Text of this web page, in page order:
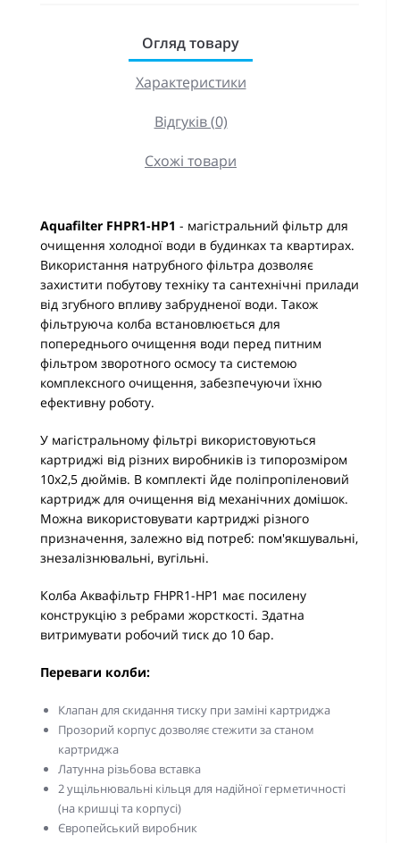
Огляд товару
Характеристики
Відгуків (0)
Схожі товари
Aquafilter FHPR1-HP1 - магістральний фільтр для
очищення холодної води в будинках та квартирах.
Використання натрубного фільтра дозволяє
захистити побутову техніку та сантехнічні прилади
від згубного впливу забрудненої води. Також
фільтруюча колба встановлюється для
попереднього очищення води перед питним
фільтром зворотного осмосу та системою
комплексного очищення, забезпечуючи їхню
ефективну роботу.
У магістральному фільтрі використовуються
картриджі від різних виробників із типорозміром
10х2,5 дюймів. В комплекті йде поліпропіленовий
картридж для очищення від механічних домішок.
Можна використовувати картриджі різного
призначення, залежно від потреб: пом'якшувальні,
знезалізнювальні, вугільні.
Колба Аквафільтр FHPR1-HP1 має посилену
конструкцію з ребрами жорсткості. Здатна
витримувати робочий тиск до 10 бар.
Переваги колби:
Клапан для скидання тиску при заміні картриджа
Прозорий корпус дозволяє стежити за станом
картриджа
Латунна різьбова вставка
2 ущільнювальні кільця для надійної герметичності
(на кришці та корпусі)
Європейський виробник